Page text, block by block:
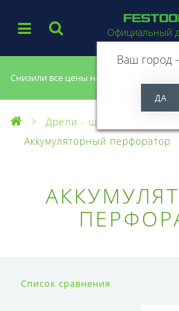
Снизили все цены на 20%, успей купить!
Официальный
Ваш город
Дрели - шуруповерты
Аккумуляторный перфоратор
Список сравнения